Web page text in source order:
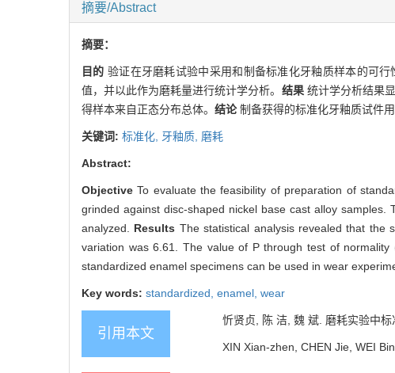
摘要/Abstract
摘要：
目的 验证在牙磨耗试验中采用和制备标准化牙釉质样本的可行
值，并以此作为磨耗量进行统计学分析。 结果 统计学分析结果
得样本来自正态分布总体。 结论制备获得的标准化牙釉质试件
关键词: 标准化, 牙釉质, 磨耗
Abstract:
ObjectiveTo evaluate the feasibility of preparation of
grinded against disc-shaped nickel base cast alloy
analyzed. Results The statistical analysis revealed that the
variation was 6.61. The value of P through test of
standardized enamel specimens can be used in wear
Key words: standardized, enamel, wear
引用本文
忻贤贞, 陈 洁, 魏 斌. 磨耗实验中
XIN Xian-zhen, CHEN Jie, WEI